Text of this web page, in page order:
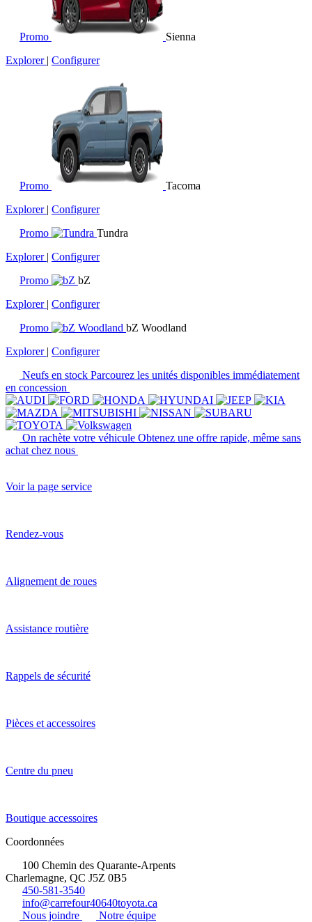
Promo
Sienna
Explorer | Configurer
Promo
Tacoma
Explorer | Configurer
Promo
Tundra
Explorer | Configurer
Promo
bZ
Explorer | Configurer
Promo
bZ Woodland
Explorer | Configurer
Neufs en stock Parcourez les unités disponibles immédiatement
en concession
On rachète votre véhicule Obtenez une offre rapide, même sans
achat chez nous
Voir la page service
Rendez-vous
Alignement de roues
Assistance routière
Rappels de sécurité
Pièces et accessoires
Centre du pneu
Boutique accessoires
Coordonnées
100 Chemin des Quarante-Arpents
Charlemagne, QC J5Z 0B5
450-581-3540
info@carrefour40640toyota.ca
Nous joindre
Notre équipe